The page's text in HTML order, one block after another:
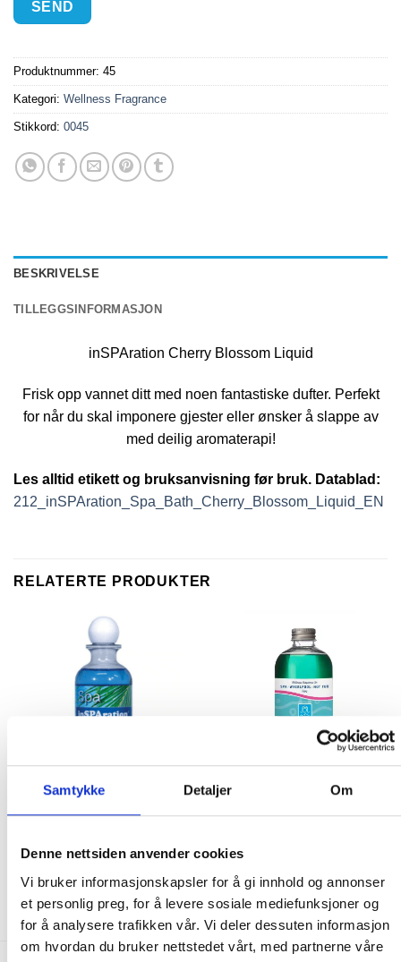
Samtykke Detaljer Om
Denne nettsiden anvender cookies
Vi bruker informasjonskapsler for å gi innhold og annonser
et personlig preg, for å levere sosiale mediefunksjoner og
for å analysere trafikken vår. Vi deler dessuten informasjon
om hvordan du bruker nettstedet vårt, med partnerne våre
Produktnummer: 45
Kategori: Wellness Fragrance
Stikkord: 0045
BESKRIVELSE
TILLEGGSINFORMASJON
inSPAration Cherry Blossom Liquid
Frisk opp vannet ditt med noen fantastiske dufter. Perfekt
for når du skal imponere gjester eller ønsker å slappe av
med deilig aromaterapi!
Les alltid etikett og bruksanvisning før bruk. Datablad:
212_inSPAration_Spa_Bath_Cherry_Blossom_Liquid_EN
RELATERTE PRODUKTER
inSPAration Tropical Island
Wellness Fragrance Pine